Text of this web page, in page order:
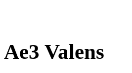
Ae3 Valens